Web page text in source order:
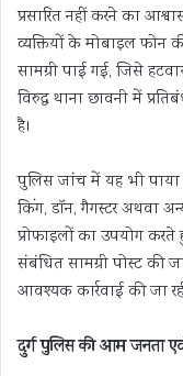
प्रसारित नहीं करने का
व्यक्तियों के मोबाइल
सामग्री पाई गई, जिसे
विरुद्ध थाना छावनी में
है।
पुलिस जांच में यह भी
किंग, डाॅन, गैगस्टर अथवा
प्रोफाइलों का उपयोग
संबंधित सामग्री पोस्ट की
आवश्यक कार्रवाई की जा
दुर्ग पुलिस की आम जनता